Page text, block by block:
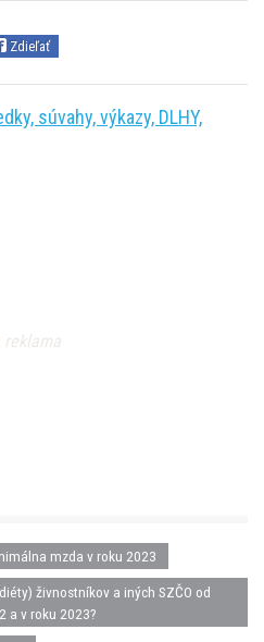
Zdieľať
súvahy, výkazy, DLHY,
mzda v roku 2023
živnostníkov a iných SZČO od
a v roku 2023?